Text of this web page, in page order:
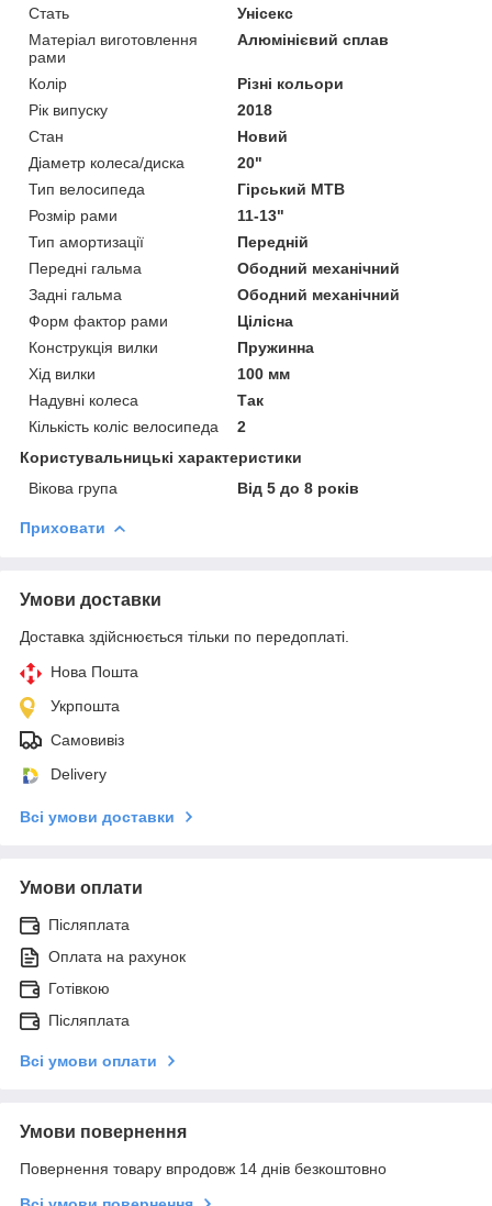
Стать
Унісекс
Матеріал виготовлення
рами
Алюмінієвий сплав
Колір
Різні кольори
Рік випуску
2018
Стан
Новий
Діаметр колеса/диска
20"
Тип велосипеда
Гірський MTB
Розмір рами
11-13"
Тип амортизації
Передній
Передні гальма
Ободний механічний
Задні гальма
Ободний механічний
Форм фактор рами
Цілісна
Конструкція вилки
Пружинна
Хід вилки
100 мм
Надувні колеса
Так
Кількість коліс велосипеда
2
Користувальницькі характеристики
Вікова група
Від 5 до 8 років
Приховати
Умови доставки
Доставка здійснюється тільки по передоплаті.
Нова Пошта
Укрпошта
Самовивіз
Delivery
Всі умови доставки
Умови оплати
Післяплата
Оплата на рахунок
Готівкою
Післяплата
Всі умови оплати
Умови повернення
Повернення товару впродовж 14 днів безкоштовно